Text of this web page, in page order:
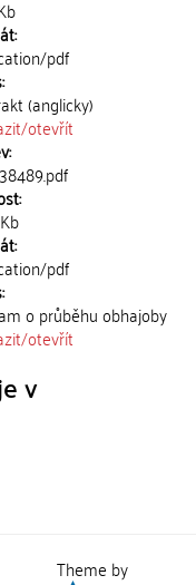
pdf
(anglicky)
otevřít
pdf
o průběhu obhajoby
otevřít
v
Theme by